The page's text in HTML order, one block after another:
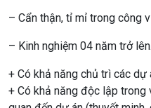
– Cẩn thận, tỉ mỉ trong công
– Kinh nghiệm 04 năm trở lên.
+ Có khả năng chủ trì các dự
+ Có khả năng độc lập trong